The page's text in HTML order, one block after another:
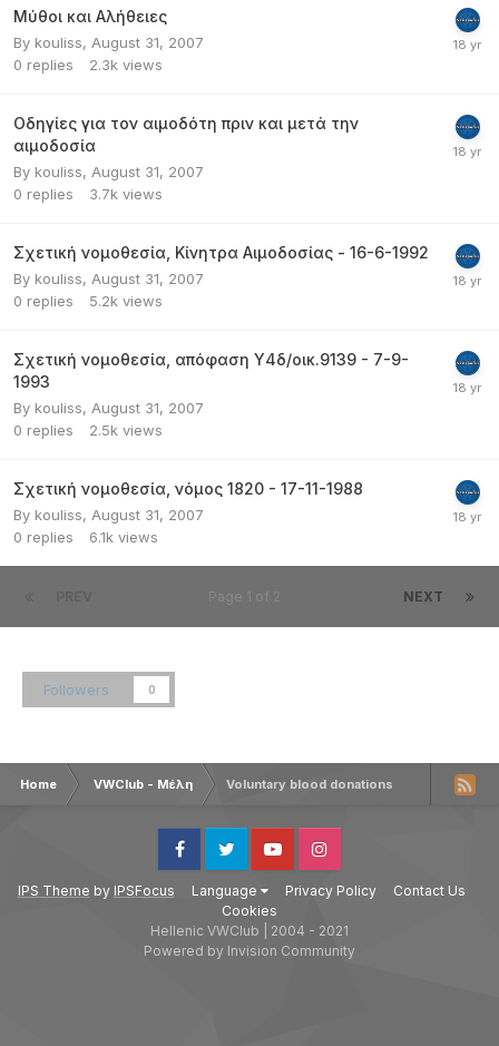
Μύθοι και Αλήθειες
By kouliss, August 31, 2007
0 replies 2.3k views
Οδηγίες για τον αιμοδότη πριν και μετά την
αιμοδοσία
By kouliss, August 31, 2007
0 replies 3.7k views
Σχετική νομοθεσία, Κίνητρα Αιμοδοσίας - 16-6-1992
By kouliss, August 31, 2007
0 replies 5.2k views
Σχετική νομοθεσία, απόφαση Υ4δ/οικ.9139 - 7-9-
1993
By kouliss, August 31, 2007
0 replies 2.5k views
Σχετική νομοθεσία, νόμος 1820 - 17-11-1988
By kouliss, August 31, 2007
0 replies 6.1k views
NEXT
Followers 0
Home VWClub - Μέλη Voluntary blood donations
IPS Theme by IPSFocus Language Privacy Policy
Contact Us
Cookies
FacebookTwitter YoutubeInstagram
Hellenic VWClub | 2004 - 2021
Powered by Invision Community